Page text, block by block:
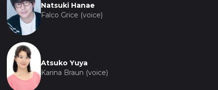
Natsuki Hanae
Falco Grice (voice)
Atsuko Yuya
Karina Braun (voice)